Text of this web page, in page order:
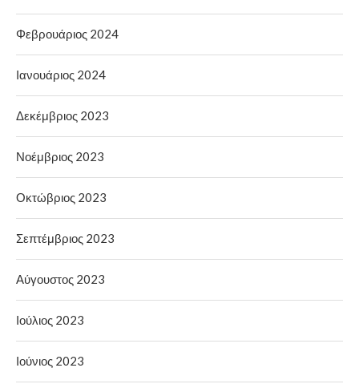
Φεβρουάριος 2024
Ιανουάριος 2024
Δεκέμβριος 2023
Νοέμβριος 2023
Οκτώβριος 2023
Σεπτέμβριος 2023
Αύγουστος 2023
Ιούλιος 2023
Ιούνιος 2023